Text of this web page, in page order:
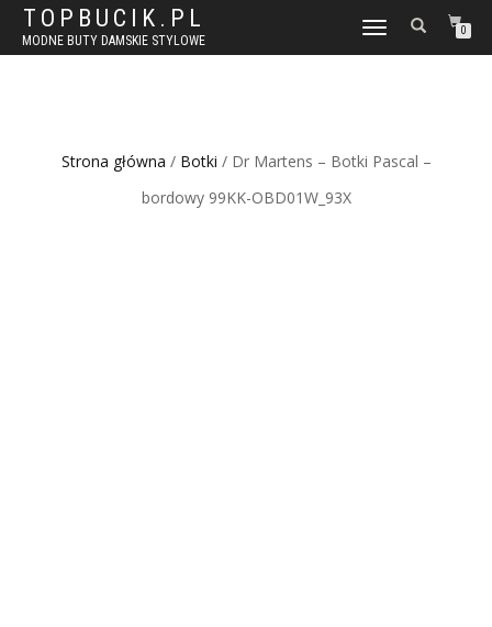
TOPBUCIK.PL
MODNE BUTY DAMSKIE STYLOWE
WŁĄCZ
NAWIGACJĘ
0
Strona główna / Botki / Dr Martens – Botki Pascal –
bordowy 99KK-OBD01W_93X